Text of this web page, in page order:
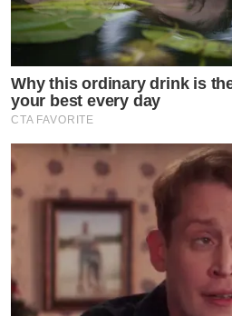
Why this ordinary drink is
your best every day
CTA FAVORITE